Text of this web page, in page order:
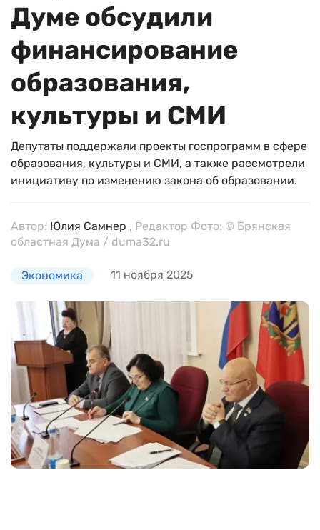
Думе обсудили
финансирование
образования,
культуры и СМИ
Депутаты поддержали проекты госпрограмм в сфере
образования, культуры и СМИ, а также рассмотрели
инициативу по изменению закона об образовании.
Автор: Юлия Самнер , Редактор Фото: © Брянская
областная Дума / duma32.ru
Экономика 11 ноября 2025